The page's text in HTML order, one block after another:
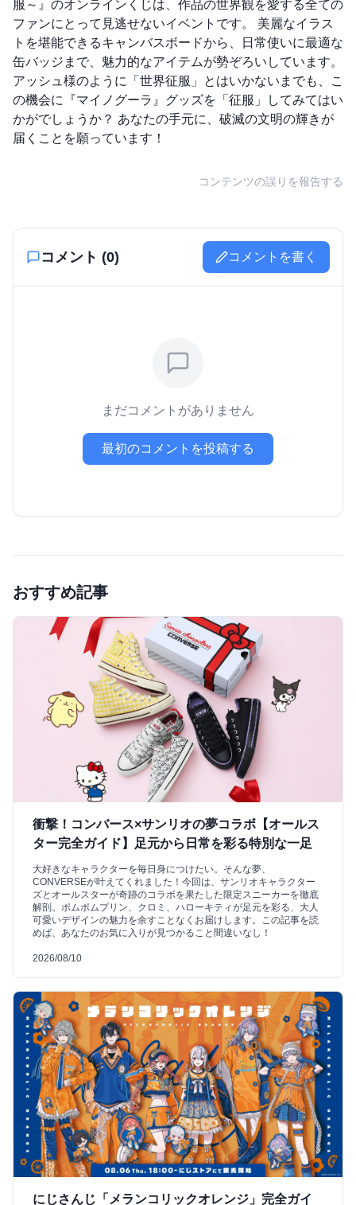
服～』のオンラインくじは、作品の世界観を愛する全ての
ファンにとって見逃せないイベントです。 美麗なイラス
トを堪能できるキャンバスボードから、日常使いに最適な
缶バッジまで、魅力的なアイテムが勢ぞろいしています。
アッシュ様のように「世界征服」とはいかないまでも、こ
の機会に『マイノグーラ』グッズを「征服」してみてはい
かがでしょうか？ あなたの手元に、破滅の文明の輝きが
届くことを願っています！
コンテンツの誤りを報告する
コメント (0) コメントを書く
まだコメントがありません
最初のコメントを投稿する
おすすめ記事
衝撃！コンバース×サンリオの夢コラボ【オールス
ター完全ガイド】足元から日常を彩る特別な一足
大好きなキャラクターを毎日身につけたい。そんな夢、
CONVERSEが叶えてくれました！今回は、サンリオキャラクター
ズとオールスターが奇跡のコラボを果たした限定スニーカーを徹底
解剖。ポムポムプリン、クロミ、ハローキティが足元を彩る、大人
可愛いデザインの魅力を余すことなくお届けします。この記事を読
めば、あなたのお気に入りが見つかること間違いなし！
2026/08/10
にじさんじ「メランコリックオレンジ」完全ガイ